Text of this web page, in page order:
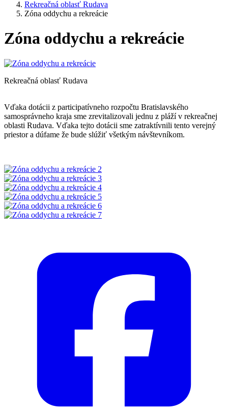
Rekreačná oblasť Rudava
Zóna oddychu a rekreácie
Zóna oddychu a rekreácie
Rekreačná oblasť Rudava
Vďaka dotácii z participatívneho rozpočtu Bratislavského
samosprávneho kraja sme zrevitalizovali jednu z pláží v rekreačnej
oblasti Rudava. Vďaka tejto dotácii sme zatraktívnili tento verejný
priestor a dúfame že bude slúžiť všetkým návštevníkom.